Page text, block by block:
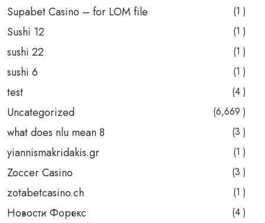
Supabet Casino – for LOM file (1 )
Sushi 12 (1 )
sushi 22 (1 )
sushi 6 (1 )
test (4 )
Uncategorized (6,669 )
what does nlu mean 8 (3 )
yiannismakridakis.gr (1 )
Zoccer Casino (3 )
zotabetcasino.ch (1 )
Новости Форекс (4 )